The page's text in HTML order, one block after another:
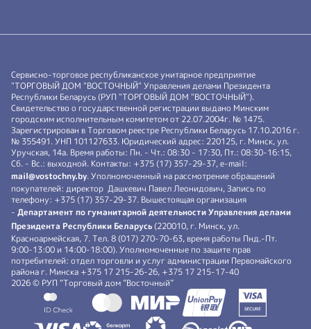
Сервисно-торговое республиканское унитарное предприятие
"ТОРГОВЫЙ ДОМ "ВОСТОЧНЫЙ" Управления делами Президента
Республики Беларусь (РУП "ТОРГОВЫЙ ДОМ "ВОСТОЧНЫЙ").
Свидетельство о государственной регистрации выдано Минским
городским исполнительным комитетом от 22.07.2004г. № 1475.
Зарегистрирован в Торговом реестре Республики Беларусь 17.10.2016 г.
№ 355491. УНП 101127633. Юридический адрес: 220125, г. Минск, ул.
Уручская, 14а. Время работы: Пн. - Чт.: 08:30 - 17:30, Пт.: 08:30-16:15,
Сб. - Вс.: выходной. Контакты: +375 (17) 357-29-37, e-mail:
mail@vostochny.by. Уполномоченный на рассмотрение обращений
покупателей: директор Дашкевич Павел Леонидович, Запись по
телефону: +375 (17) 357-29-37. Вышестоящая организация
- Департамент по гуманитарной деятельности Управления делами
Президента Республики Беларусь (220010, г. Минск, ул.
Красноармейская, 7. Тел. 8 (017) 270-70-63, время работы Пнд.-Пт.
9:00-13:00 и 14:00-18:00). Уполномоченные по защите прав
потребителей: отдел торговли и услуг администрации Первомайского
района г. Минска +375 17 215-26-26, +375 17 215-17-40
2026 © РУП “Торговый дом ”Восточный”